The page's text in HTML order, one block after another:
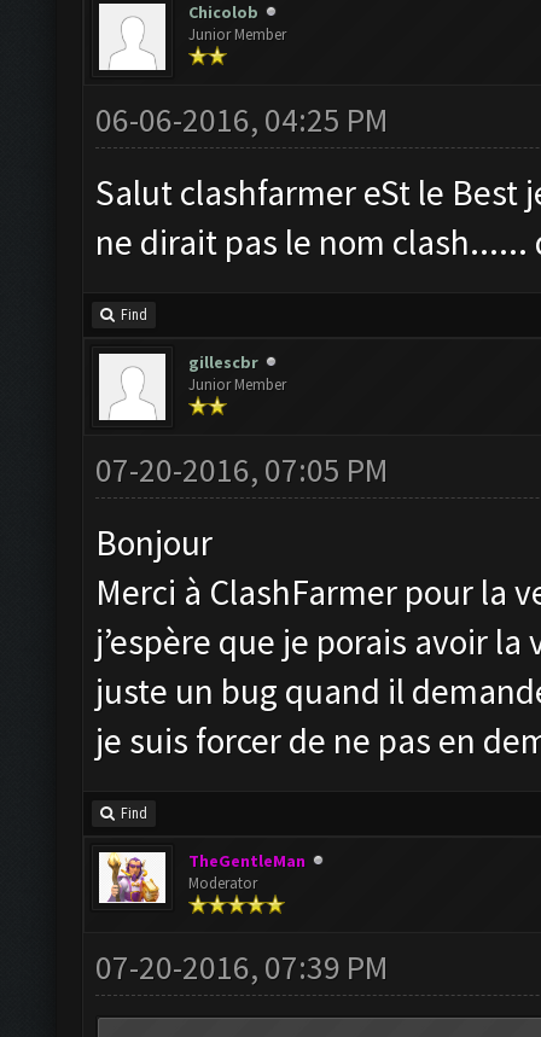
Chicolob
Junior Member
06-06-2016, 04:25 PM
Salut clashfarmer eSt le Best
ne dirait pas le nom
Find
gillescbr
Junior Member
07-20-2016, 07:05 PM
Bonjour
Merci à ClashFarmer pour la
j’espère que je porais avoir
juste un bug quand il
je suis forcer de ne pas en
Find
TheGentleMan
Moderator
07-20-2016, 07:39 PM